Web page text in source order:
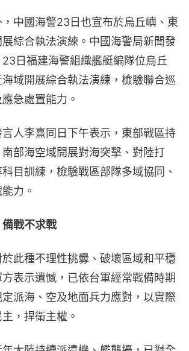
，中國海警23日也宣布於烏丘嶼、東
綜合執法演練。中國海警局新聞發
日福建海警組織艦艇編隊位烏丘
域開展綜合執法演練，檢驗聯合巡
急處置能力。
人李熹同日下午表示，東部戰區持
部海空域開展對海突擊、對陸打
目訓練，檢驗戰區部隊多域協同、
力。
戰不求戰
此種不理性挑釁、破壞區域和平穩
表示遺憾，已依台軍經常戰備時期
派海、空及地面兵力應對，以實際
，捍衛主權。